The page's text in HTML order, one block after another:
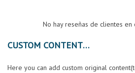
No hay reseñas de clientes en
CUSTOM CONTENT
Here you can add custom original